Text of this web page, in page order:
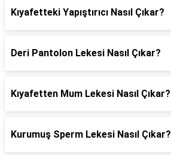
Kıyafetteki Yapıştırıcı Nasıl Çıkar?
Deri Pantolon Lekesi Nasıl Çıkar?
Kıyafetten Mum Lekesi Nasıl Çıkar?
Kurumuş Sperm Lekesi Nasıl Çıkar?